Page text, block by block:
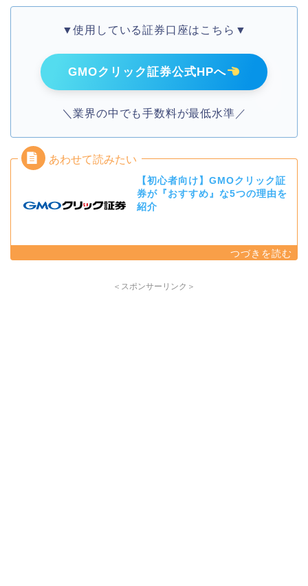
▼使用している証券口座はこちら▼
GMOクリック証券公式HPへ
＼業界の中でも手数料が最低水準／
【初心者向け】GMOクリック証
券が『おすすめ』な5つの理由を
紹介
＜スポンサーリンク＞